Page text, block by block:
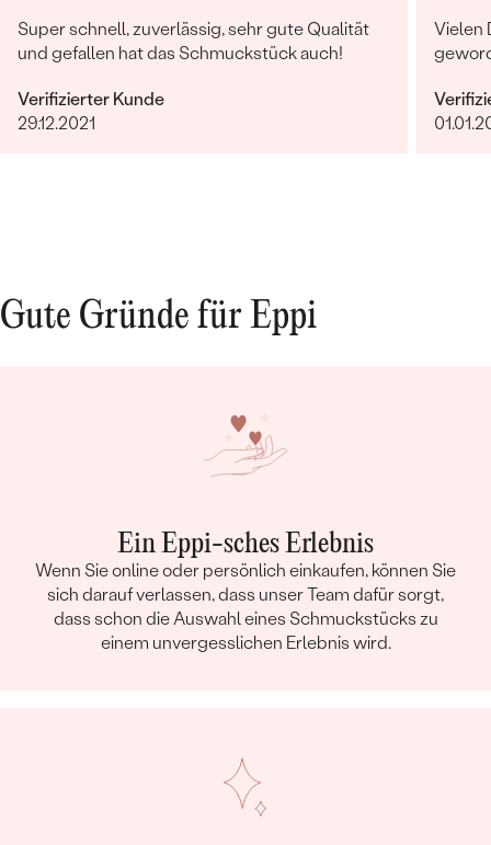
Super schnell, zuverlässig, sehr gute Qualität
und gefallen hat das Schmuckstück auch!
Verifizierter Kunde
29.12.2021
Vielen
Gute Gründe für Eppi
Ein Eppi-sches Erlebnis
Wenn Sie online oder persönlich einkaufen, können Sie
sich darauf verlassen, dass unser Team dafür sorgt,
dass schon die Auswahl eines Schmuckstücks zu
einem unvergesslichen Erlebnis wird.